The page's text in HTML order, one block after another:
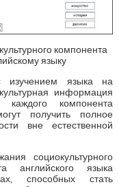
компонента
языку
языка на
информация
компонента
получить полное
вне естественной
социокультурного
английского языка
способных стать